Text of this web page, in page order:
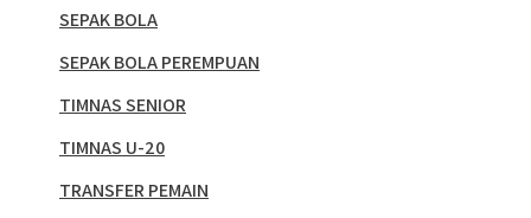
SEPAK BOLA
SEPAK BOLA PEREMPUAN
TIMNAS SENIOR
TIMNAS U-20
TRANSFER PEMAIN